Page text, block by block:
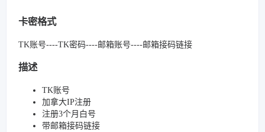
卡密格式
TK账号----TK密码----邮箱账号----邮箱接码链接
描述
TK账号
加拿大IP注册
注册3个月白号
带邮箱接码链接